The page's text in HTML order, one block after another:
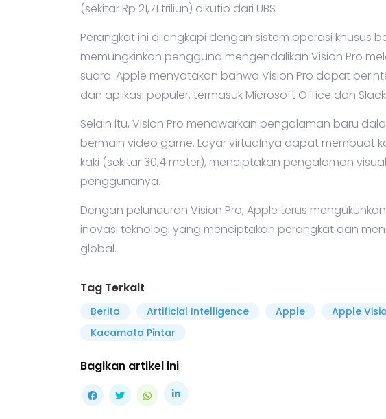
(sekitar Rp 21,71 triliun) dikutip dari UBS
Perangkat ini dilengkapi dengan sistem operasi khusus
memungkinkan pengguna mengendalikan Vision Pro
suara. Apple menyatakan bahwa Vision Pro dapat
dan aplikasi populer, termasuk Microsoft Office dan
Selain itu, Vision Pro menawarkan pengalaman baru
bermain video game. Layar virtualnya dapat membuat
kaki (sekitar 30,4 meter), menciptakan pengalaman
penggunanya.
Dengan peluncuran Vision Pro, Apple terus
inovasi teknologi yang menciptakan perangkat dan
global.
Tag Terkait
Berita Artificial Intelligence Apple Apple
Kacamata Pintar
Bagikan artikel ini